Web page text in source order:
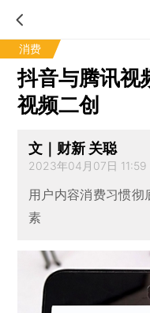
消费
抖音与腾讯视
视频二创
文｜财新 关聪
2023年04月07日 11:59
用户内容消费习惯彻
素